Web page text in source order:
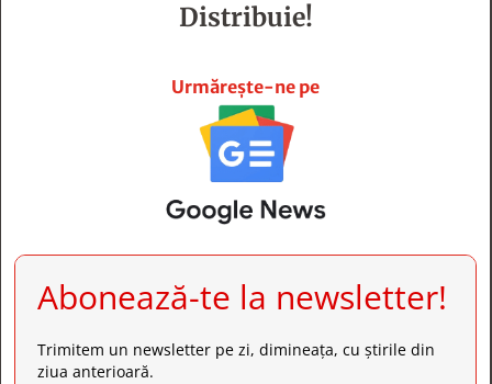
Distribuie!
Urmărește-ne pe
Abonează-te la newsletter!
Trimitem un newsletter pe zi, dimineața, cu știrile din
ziua anterioară.